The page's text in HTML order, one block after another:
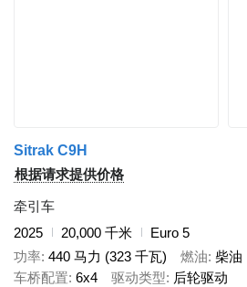
Sitrak C9H
根据请求提供价格
牵引车
2025
20,000 千米
Euro 5
功率 440 马力 (323 千瓦) 燃油 柴油
车桥配置 6x4 驱动类型 后轮驱动